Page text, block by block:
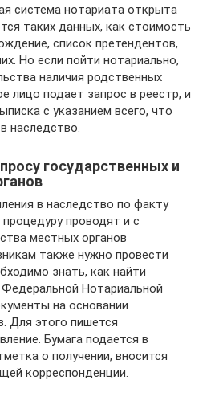
система нотариата открыта
таких данных, как стоимость
список претендентов,
Но если пойти нотариально,
наличия родственных
лицо подает запрос в реестр, и
с указанием всего, что
наследство.
государственных и
в наследство по факту
проводят и с
местных органов
также нужно провести
знать, как найти
Нотариальной
на основании
Для этого пишется
Бумага подается в
о получении, вносится
корреспонденции.